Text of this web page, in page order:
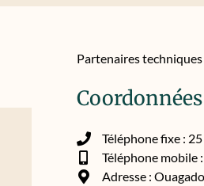
Partenaires
Coordonnées
Téléphone fixe :
Téléphone mobile
Adresse :